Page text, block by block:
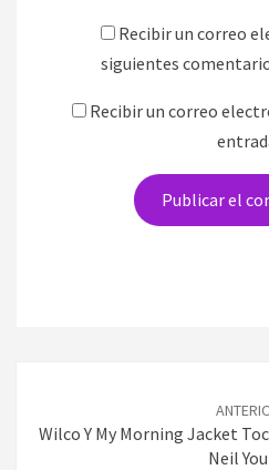
Recibir un correo
siguientes
Recibir un correo
entradas
Wilco Y My Morning Jacket
Neil